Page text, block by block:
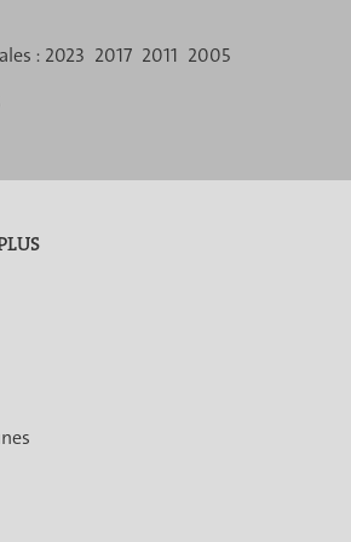
: 2023 2017 2011 2005